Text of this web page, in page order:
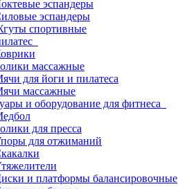
эспандеры
эспандеры
спортивные
массажные
для йоги и пилатеса
массажные
и оборудование для фитнеса
для пресса
для отжиманий
и платформы балансировочные